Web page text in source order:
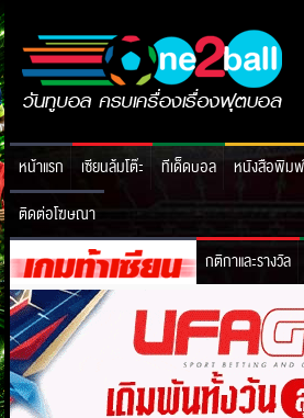
หน้าแรก เซียนล้มโต๊ะ ทีเด็ดบอล
หนังสือพิมพ์
ติดต่อโฆษณา
กติกาและรางวัล